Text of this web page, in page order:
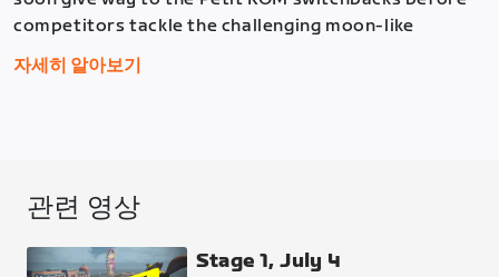
competitors tackle the challenging moon-like
landscape of Ven-Top.
Points).
자세히 알아보기
관련 영상
Stage 1, July 4